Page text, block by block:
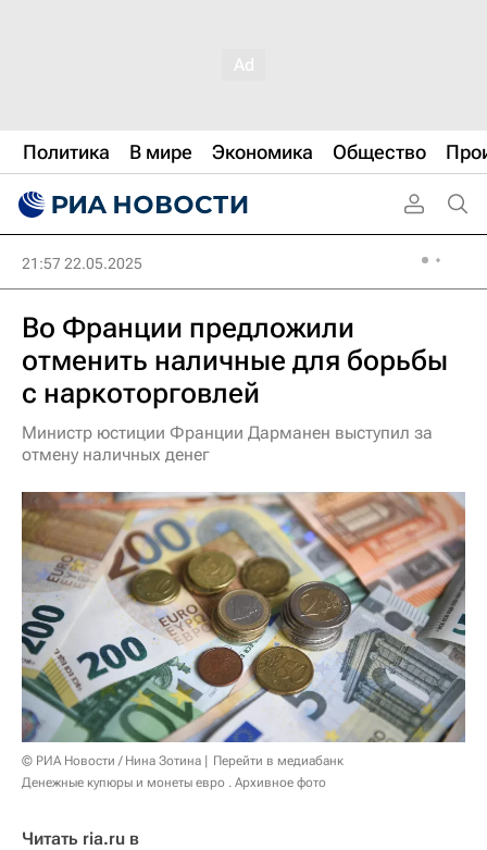
Политика В мире Экономика Общество
21:57 22.05.2025
Во Франции предложили
отменить наличные для борьбы
с наркоторговлей
Министр юстиции Франции Дарманен выступил за
отмену наличных денег
© РИА Новости / Нина Зотина
Перейти в медиабанк
Денежные купюры и монеты евро . Архивное фото
Читать ria.ru в